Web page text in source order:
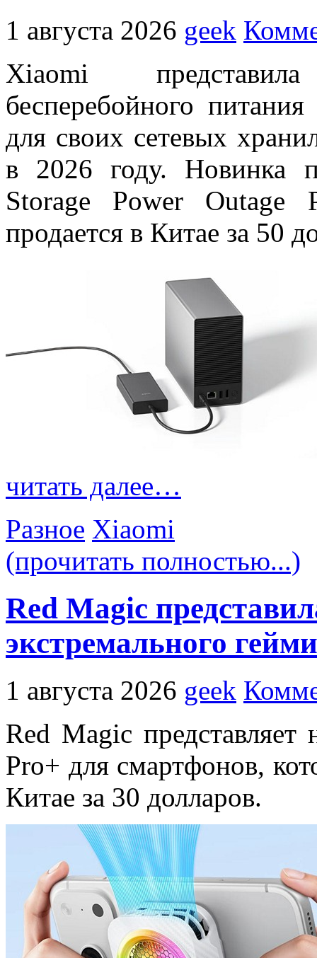
1 августа 2026 geek
Xiaomi
бесперебойного
для своих сетевых
в 2026 году. Новинка
Storage Power Outage
продается в Китае за 50
читать далее…
Разное Xiaomi
(прочитать полностью...)
Red Magic
экстремального
1 августа 2026 geek
Red Magic
Pro+ для смартфонов,
Китае за 30 долларов.